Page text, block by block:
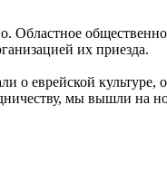
Областное
их приезда.
о еврейской культуре, о
мы вышли на